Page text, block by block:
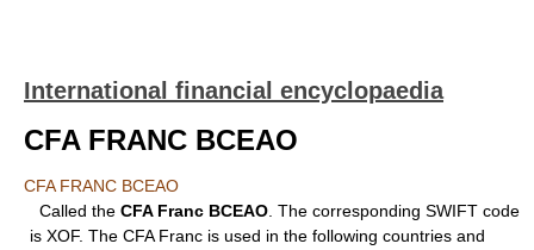
International financial encyclopaedia
CFA FRANC BCEAO
CFA FRANC BCEAO
Called the CFA Franc BCEAO . The corresponding SWIFT code
is XOF. The CFA Franc is used in the following countries and